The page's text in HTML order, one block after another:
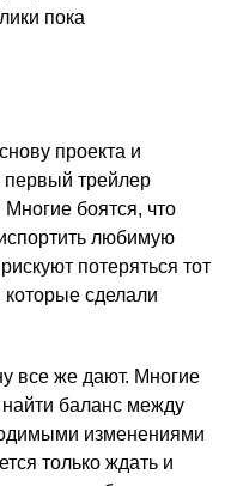
пока
проекта и
первый трейлер
боятся, что
любимую
потеряться тот
сделали
все же дают. Многие
баланс между
изменениями
только ждать и